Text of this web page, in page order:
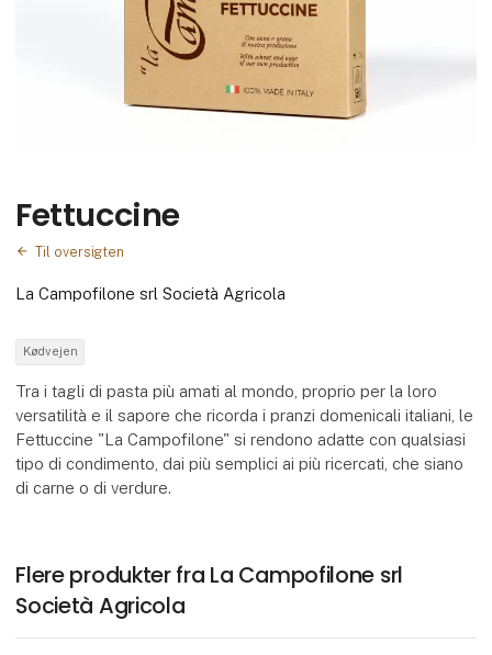
Fettuccine
Til oversigten
La Campofilone srl Società Agricola
Kødvejen
Tra i tagli di pasta più amati al mondo, proprio per la loro
versatilità e il sapore che ricorda i pranzi domenicali italiani, le
Fettuccine "La Campofilone" si rendono adatte con qualsiasi
tipo di condimento, dai più semplici ai più ricercati, che siano
di carne o di verdure.
Flere produkter fra La Campofilone srl
Società Agricola